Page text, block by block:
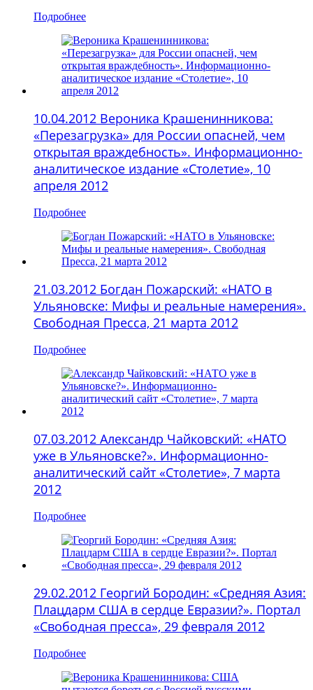
Подробнее
10.04.2012 Вероника Крашенинникова:
«Перезагрузка» для России опасней, чем
открытая враждебность». Информационно-
аналитическое издание «Столетие», 10
апреля 2012
Подробнее
21.03.2012 Богдан Пожарский: «НАТО в
Ульяновске: Мифы и реальные намерения».
Свободная Пресса, 21 марта 2012
Подробнее
07.03.2012 Александр Чайковский: «НАТО
уже в Ульяновске?». Информационно-
аналитический сайт «Столетие», 7 марта
2012
Подробнее
29.02.2012 Георгий Бородин: «Средняя Азия:
Плацдарм США в сердце Евразии?». Портал
«Свободная пресса», 29 февраля 2012
Подробнее